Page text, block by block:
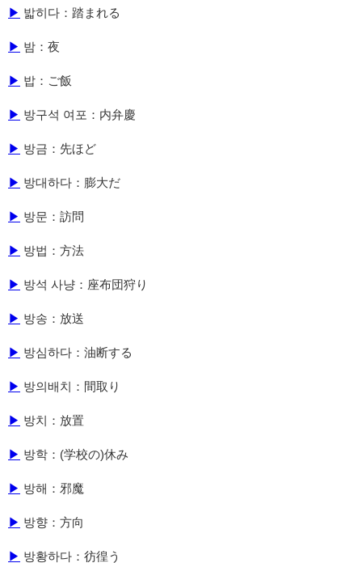
▶ 밟히다：踏まれる
▶ 밤：夜
▶ 밥：ご飯
▶ 방구석 여포：内弁慶
▶ 방금：先ほど
▶ 방대하다：膨大だ
▶ 방문：訪問
▶ 방법：方法
▶ 방석 사냥：座布団狩り
▶ 방송：放送
▶ 방심하다：油断する
▶ 방의배치：間取り
▶ 방치：放置
▶ 방학：(学校の)休み
▶ 방해：邪魔
▶ 방향：方向
▶ 방황하다：彷徨う